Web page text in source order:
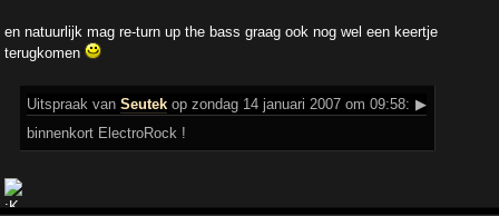
en natuurlijk mag re-turn up the bass graag ook nog wel een keertje
terugkomen
Uitspraak vanSeutek op zondag 14 januari 2007 om 09:58: ▶
binnenkort ElectroRock !